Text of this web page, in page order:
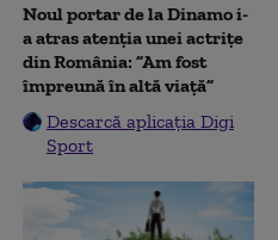
Noul portar de la Dinamo i-
a atras atenția unei actrițe
din România: ”Am fost
împreună în altă viață”
Descarcă aplicația Digi
Sport